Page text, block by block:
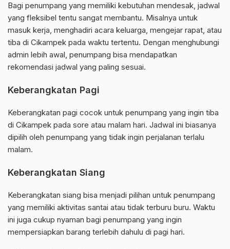
Bagi penumpang yang memiliki kebutuhan mendesak, jadwal
yang fleksibel tentu sangat membantu. Misalnya untuk
masuk kerja, menghadiri acara keluarga, mengejar rapat, atau
tiba di Cikampek pada waktu tertentu. Dengan menghubungi
admin lebih awal, penumpang bisa mendapatkan
rekomendasi jadwal yang paling sesuai.
Keberangkatan Pagi
Keberangkatan pagi cocok untuk penumpang yang ingin tiba
di Cikampek pada sore atau malam hari. Jadwal ini biasanya
dipilih oleh penumpang yang tidak ingin perjalanan terlalu
malam.
Keberangkatan Siang
Keberangkatan siang bisa menjadi pilihan untuk penumpang
yang memiliki aktivitas santai atau tidak terburu buru. Waktu
ini juga cukup nyaman bagi penumpang yang ingin
mempersiapkan barang terlebih dahulu di pagi hari.